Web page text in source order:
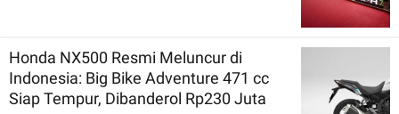
Honda NX500 Resmi Meluncur di
Indonesia: Big Bike Adventure 471 cc
Siap Tempur, Dibanderol Rp230 Juta